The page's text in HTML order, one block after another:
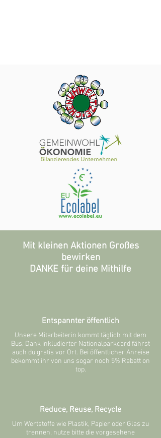
Mit kleinen Aktionen Großes
bewirken
DANKE für deine Mithilfe
Entspannter öffentlich
Unsere Mitarbeiterin kommt täglich mit dem
Bus. Dank inkludierter Nationalparkcard fährst
auch du gratis vor Ort. Bei öffentlicher Anreise
bekommt ihr von uns sogar noch 5% Rabatt on
top.
Reduce, Reuse, Recycle
Um Wertstoffe wie Plastik, Papier oder Glas zu
trennen, nutze bitte die vorgesehene